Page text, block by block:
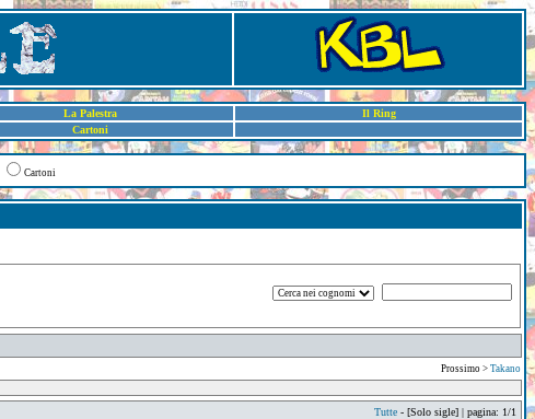
La Palestra
Il Ring
Cartoni
Cartoni
Prossimo > Takano
Tutte - [Solo sigle] | pagina: 1/1